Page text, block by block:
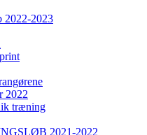
2022-2023
2022
træning
2021-2022_